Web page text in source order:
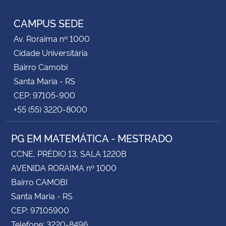
CAMPUS SEDE
Av. Roraima nº 1000
Cidade Universitária
Bairro Camobi
Santa Maria - RS
CEP: 97105-900
+55 (55) 3220-8000
PG EM MATEMÁTICA - MESTRADO
CCNE, PRÉDIO 13, SALA 1220B
AVENIDA RORAIMA nº 1000
Bairro CAMOBI
Santa Maria - RS
CEP: 97105900
Telefone: 3220-8496